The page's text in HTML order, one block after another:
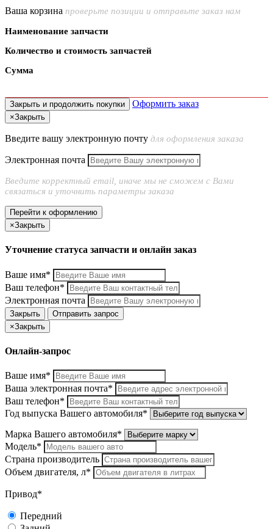
Ваша корзина проверьте позиции и отправьте заказ нам
Наименование запчасти
Количество и стоимость запчастей
Сумма
Закрыть и продолжить покупки Оформить заказ
×Закрыть
Введите вашу электронную почту для оформления заказа
Электронная почта
Введите корректный email, иначе мы не сможем с Вами
связаться и уточнить параметры заказа
Перейти к оформлению
×Закрыть
Уточнение статуса запчасти и онлайн заказ
Ваше имя*
Ваш телефон*
Электронная почта
Закрыть
Отправить запрос
×Закрыть
Онлайн-запрос
Ваше имя*
Ваша электронная почта*
Ваш телефон*
Год выпуска Вашего автомобиля*
Марка Вашего автомобиля*
Модель*
Страна производитель
Объем двигателя, л*
Привод*
Передний